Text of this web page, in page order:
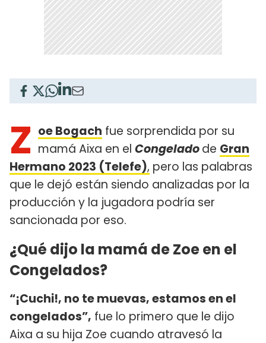
Z oe Bogach fue sorprendida por su
mamá Aixa en el Congeladode Gran
Hermano 2023 (Telefe), pero las palabras
que le dejó están siendo analizadas por la
producción y la jugadora podría ser
sancionada por eso.
¿Qué dijo la mamá de Zoe en el
Congelados?
“¡Cuchi!, no te muevas, estamos en el
congelados”, fue lo primero que le dijo
Aixa a su hija Zoe cuando atravesó la